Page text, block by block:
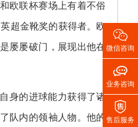
欧联杯赛场上有着不俗
超金靴奖的获得者。欧
屡屡破门，展现出他在
身的进球能力获得了诸
队内的领袖人物。他的

微信咨询

业务咨询

售后服务